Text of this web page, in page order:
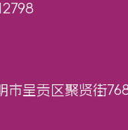
市呈贡区聚贤街